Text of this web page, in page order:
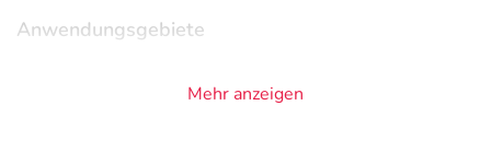
Anwendungsgebiete
Mehr anzeigen